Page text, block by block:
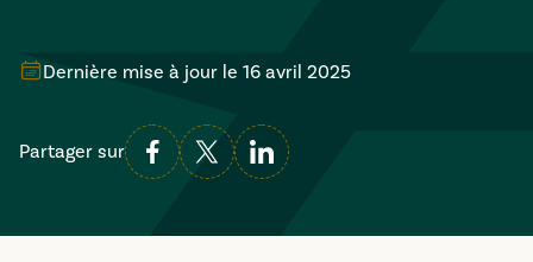
Dernière mise à jour le 16 avril 2025
Partager sur